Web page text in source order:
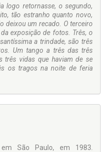
logo retornasse, o segundo,
tão estranho quanto novo,
deixou um recado. O terceiro
exposição de fotos. Três, o
a trindade, são três
Um tango a três das três
três vidas que haviam de se
os tragos na noite de feria
São Paulo, em 1983.